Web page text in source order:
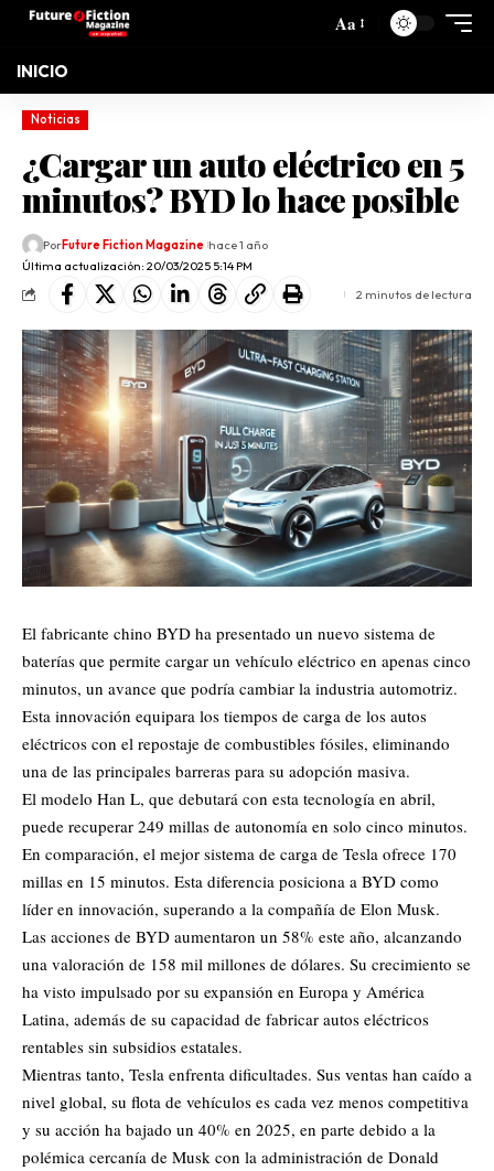
Aa
INICIO
Noticias
¿Cargar un auto eléctrico en 5
minutos? BYD lo hace posible
Última actualización: 20/03/2025 5:14 PM
PorFuture Fiction Magazine hace 1 año
2 minutos de lectura
El fabricante chino BYD ha presentado un nuevo sistema de
baterías que permite cargar un vehículo eléctrico en apenas cinco
minutos, un avance que podría cambiar la industria automotriz.
Esta innovación equipara los tiempos de carga de los autos
eléctricos con el repostaje de combustibles fósiles, eliminando
una de las principales barreras para su adopción masiva.
El modelo Han L, que debutará con esta tecnología en abril,
puede recuperar 249 millas de autonomía en solo cinco minutos.
En comparación, el mejor sistema de carga de Tesla ofrece 170
millas en 15 minutos. Esta diferencia posiciona a BYD como
líder en innovación, superando a la compañía de Elon Musk.
Las acciones de BYD aumentaron un 58% este año, alcanzando
una valoración de 158 mil millones de dólares. Su crecimiento se
ha visto impulsado por su expansión en Europa y América
Latina, además de su capacidad de fabricar autos eléctricos
rentables sin subsidios estatales.
Mientras tanto, Tesla enfrenta dificultades. Sus ventas han caído a
nivel global, su flota de vehículos es cada vez menos competitiva
y su acción ha bajado un 40% en 2025, en parte debido a la
polémica cercanía de Musk con la administración de Donald